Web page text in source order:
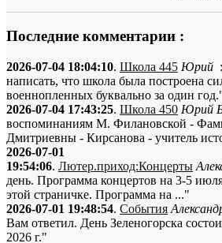
Последние комментарии :
2026-07-04 18:04:10. Школа 445 Юрий
написать, что школа была построена
военнопленных буквально за один
2026-07-04 17:43:25. Школа 450 Юрий
воспоминаниям М. Филановской -
Дмитриевны - Кирсанова - учитель
2026-07-01
19:54:06. Лютер.приход:Концерты
день. Программа концертов на 3-5
этой страничке. Программа на ..."
2026-07-01 19:48:54. События
Вам ответил. День Зеленогорска
2026 г."